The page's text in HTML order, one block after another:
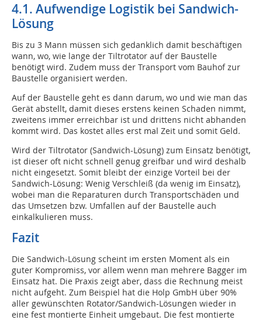
4.1. Aufwendige Logistik bei Sandwich-
Lösung
Bis zu 3 Mann müssen sich gedanklich damit beschäftigen
wann, wo, wie lange der Tiltrotator auf der Baustelle
benötigt wird. Zudem muss der Transport vom Bauhof zur
Baustelle organisiert werden.
Auf der Baustelle geht es dann darum, wo und wie man das
Gerät abstellt, damit dieses erstens keinen Schaden nimmt,
zweitens immer erreichbar ist und drittens nicht abhanden
kommt wird. Das kostet alles erst mal Zeit und somit Geld.
Wird der Tiltrotator (Sandwich-Lösung) zum Einsatz benötigt,
ist dieser oft nicht schnell genug greifbar und wird deshalb
nicht eingesetzt. Somit bleibt der einzige Vorteil bei der
Sandwich-Lösung: Wenig Verschleiß (da wenig im Einsatz),
wobei man die Reparaturen durch Transportschäden und
das Umsetzen bzw. Umfallen auf der Baustelle auch
einkalkulieren muss.
Fazit
Die Sandwich-Lösung scheint im ersten Moment als ein
guter Kompromiss, vor allem wenn man mehrere Bagger im
Einsatz hat. Die Praxis zeigt aber, dass die Rechnung meist
nicht aufgeht. Zum Beispiel hat die Holp GmbH über 90%
aller gewünschten Rotator/Sandwich-Lösungen wieder in
eine fest montierte Einheit umgebaut. Die fest montierte